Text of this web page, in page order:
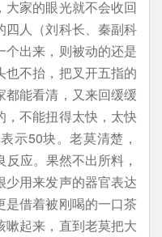
家的眼光就不会收回
四人（刘科长、秦副科
出来，则被动的还是
不抬，把叉开五指的
能看清，又来回缓缓
，不能扭得太快，太快
示50块。老莫清楚，
应。果然不出所料，
少用来发声的器官表达
是借着被刚喝的一口茶
起来，直到老莫把大